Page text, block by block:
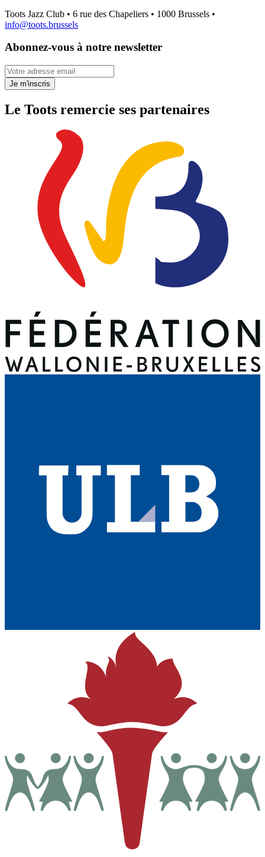
Toots Jazz Club • 6 rue des Chapeliers • 1000 Brussels •
info@toots.brussels
Abonnez-vous à notre newsletter
Votre adresse email
Je m'inscris
Le Toots remercie ses partenaires